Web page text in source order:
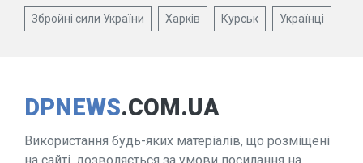
Збройні сили України Харків Курськ Українці
DPNEWS.COM.UA
Використання будь-яких матеріалів, що розміщені